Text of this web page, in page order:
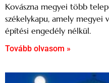
Kovászna megyei több
székelykapu, amely
építési engedély nélkül.
Tovább olvasom »